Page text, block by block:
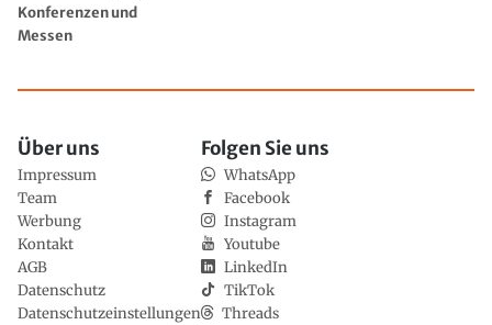
Konferenzen und
Messen
Über uns
Impressum
Team
Werbung
Kontakt
AGB
Datenschutz
Datenschutzeinstellungen
Folgen Sie uns
WhatsApp
Facebook
Instagram
Youtube
LinkedIn
TikTok
Threads